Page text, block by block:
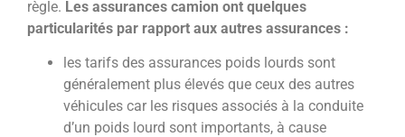
règle. Les assurances camion ont quelques
particularités par rapport aux autres assurances :
les tarifs des assurances poids lourds sont
généralement plus élevés que ceux des autres
véhicules car les risques associés à la conduite
d’un poids lourd sont importants, à cause